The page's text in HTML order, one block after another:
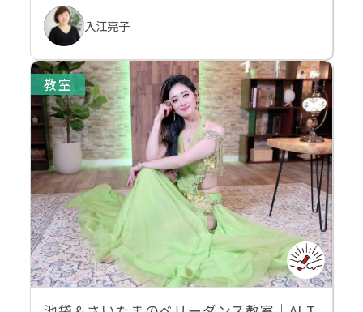
入江亮子
教室